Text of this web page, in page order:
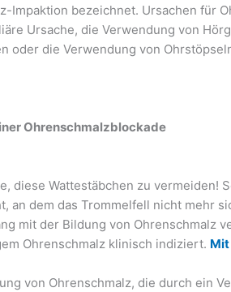
Impaktion bezeichnet. Ursachen für
Ursache, die Verwendung von
oder die Verwendung von
Ohrenschmalzblockade
diese Wattestäbchen zu vermeiden!
an dem das Trommelfell nicht mehr
mit der Bildung von Ohrenschmalz
Ohrenschmalz klinisch indiziert. Mit
von Ohrenschmalz, die durch ein